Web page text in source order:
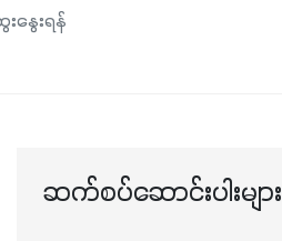
နွေးရန်
ဆက်စပ်ဆောင်းပါးများ